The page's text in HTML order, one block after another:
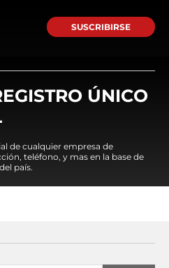
SUSCRIBIRSE
ÚNICO
de cualquier empresa de
teléfono, y mas en la base de
país.